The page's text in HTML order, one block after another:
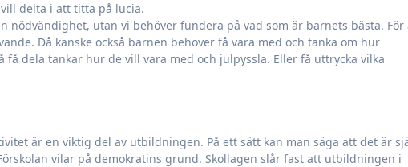
delta i att titta på lucia.
nödvändighet, utan vi behöver fundera på vad som är barnets bästa. För
Då kanske också barnen behöver få vara med och tänka om hur
få dela tankar hur de vill vara med och julpyssla. Eller få uttrycka vilka
är en viktig del av utbildningen. På ett sätt kan man säga att det är
vilar på demokratins grund. Skollagen slår fast att utbildningen i